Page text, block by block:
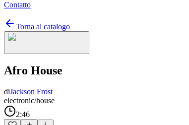
Contatto
Torna al catalogo
Afro House
diJackson Frost
electronic/house
2:46